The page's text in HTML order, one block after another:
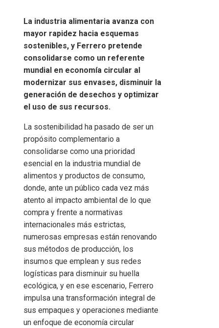
La industria alimentaria avanza con
mayor rapidez hacia esquemas
sostenibles, y Ferrero pretende
consolidarse como un referente
mundial en economía circular al
modernizar sus envases, disminuir la
generación de desechos y optimizar
el uso de sus recursos.
La sostenibilidad ha pasado de ser un
propósito complementario a
consolidarse como una prioridad
esencial en la industria mundial de
alimentos y productos de consumo,
donde, ante un público cada vez más
atento al impacto ambiental de lo que
compra y frente a normativas
internacionales más estrictas,
numerosas empresas están renovando
sus métodos de producción, los
insumos que emplean y sus redes
logísticas para disminuir su huella
ecológica, y en ese escenario, Ferrero
impulsa una transformación integral de
sus empaques y operaciones mediante
un enfoque de economía circular